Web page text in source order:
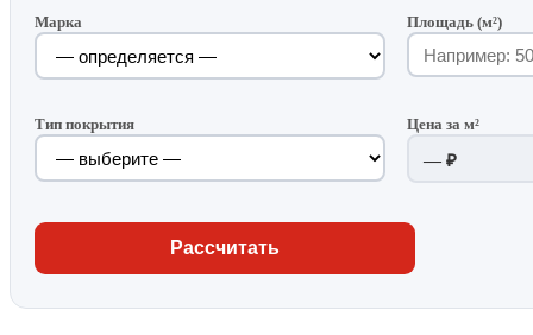
Марка Площадь (м²)
Тип покрытия Цена за м²
— ₽
Рассчитать